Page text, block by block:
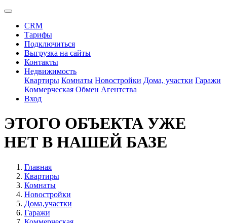
CRM
Тарифы
Подключиться
Выгрузка на сайты
Контакты
Недвижимость
Квартиры Комнаты Новостройки Дома, участки Гаражи
Коммерческая Обмен Агентства
Вход
ЭТОГО ОБЪЕКТА УЖЕ
НЕТ В НАШЕЙ БАЗЕ
Главная
Квартиры
Комнаты
Новостройки
Дома,участки
Гаражи